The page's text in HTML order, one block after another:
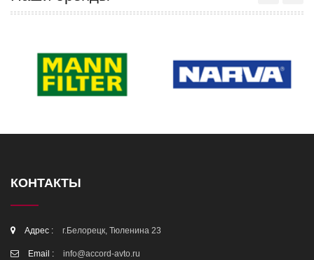
КОНТАКТЫ
Адрес : г.Белорецк, Тюленина 23
Email : info@accord-avto.ru